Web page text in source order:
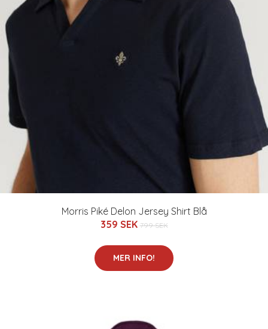
Morris Piké Delon Jersey Shirt Blå
359 SEK 799 SEK
MER INFO!